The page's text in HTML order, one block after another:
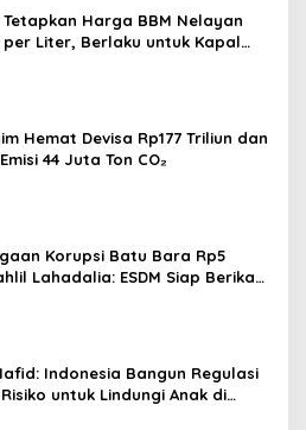
Harga BBM Nelayan
per Liter, Berlaku untuk Kapal
Hemat Devisa Rp177 Triliun dan
44 Juta Ton CO₂
Korupsi Batu Bara Rp5
Lahadalia: ESDM Siap Berikan
Indonesia Bangun Regulasi
untuk Lindungi Anak di